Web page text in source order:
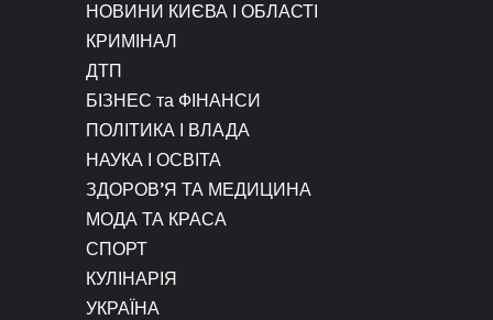
НОВИНИ КИЄВА І ОБЛАСТІ
КРИМІНАЛ
ДТП
БІЗНЕС та ФІНАНСИ
ПОЛІТИКА І ВЛАДА
НАУКА І ОСВІТА
ЗДОРОВ’Я ТА МЕДИЦИНА
МОДА ТА КРАСА
СПОРТ
КУЛІНАРІЯ
УКРАЇНА